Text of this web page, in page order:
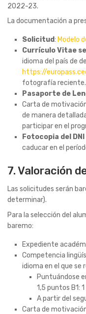
2022-23.
La documentación a
Solicitud: Modelo
Currículo Vitae
idioma del país de
https://
fotografía reciente.
Pasaporte de
Carta de
de manera
participar en el
Fotocopia del
caducar en el
7. Valoración
Las solicitudes serán
determinar).
Para la selección del
baremo:
Expediente
Competencia
idioma en el que
Puntuándose
1,5 puntos B1:
A partir del
Carta de